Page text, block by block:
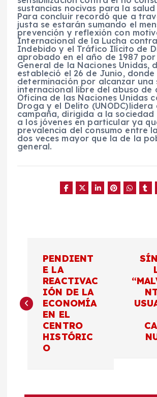
sustancias nocivas para la salud
Para concluir recordó que a
justa se estarán sumando el
prevención y reflexión con
Internacional de la Lucha
Indebido y el Tráfico Ilícito de
aprobado en el año de 1987 por
General de la Naciones Unidas,
estableció el 26 de Junio, donde
determinación por alcanzar una
internacional libre del abuso de
Oficina de las Naciones Unidas
Droga y el Delito (UNODC)lidera
campaña, dirigida a la sociedad
a los jóvenes en particular ya
prevalencia del consumo entre
dos veces mayor que la de la
general.
v
PENDIENT
E LA
REACTIVAC
IÓN DE LA
ECONOMÍA
EN EL
CENTRO
HISTÓRIC
O